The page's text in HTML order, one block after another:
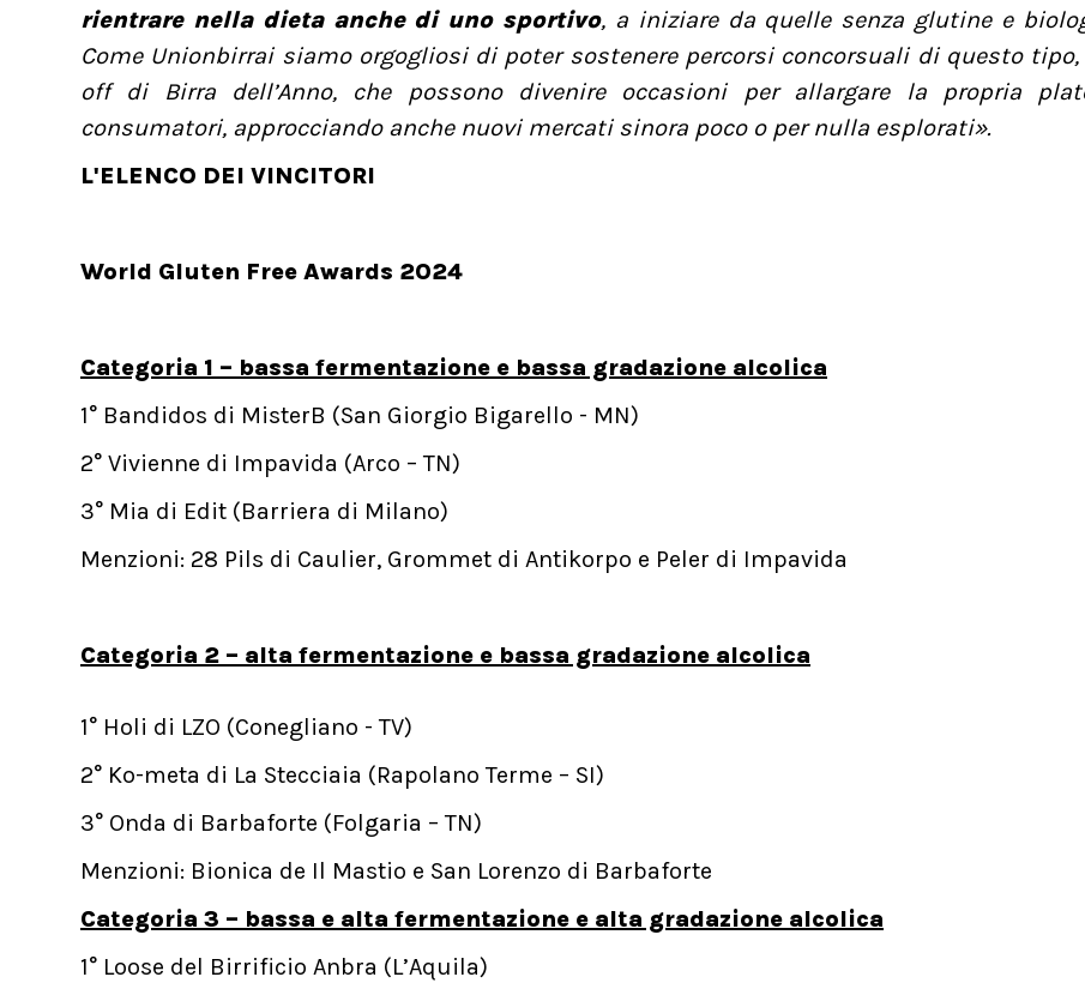
rientrare nella dieta anche di uno sportivo, a iniziare da quelle senza glutine e
Come Unionbirrai siamo orgogliosi di poter sostenere percorsi concorsuali di questo
off di Birra dell’Anno, che possono divenire occasioni per allargare la propria
consumatori, approcciando anche nuovi mercati sinora poco o per nulla esplorati».
L'ELENCO DEI VINCITORI
World Gluten Free Awards 2024
Categoria 1 – bassa fermentazione e bassa gradazione alcolica
1° Bandidos di MisterB (San Giorgio Bigarello - MN)
2° Vivienne di Impavida (Arco – TN)
3° Mia di Edit (Barriera di Milano)
Menzioni: 28 Pils di Caulier, Grommet di Antikorpo e Peler di Impavida
Categoria 2 – alta fermentazione e bassa gradazione alcolica
1° Holi di LZO (Conegliano - TV)
2° Ko-meta di La Stecciaia (Rapolano Terme – SI)
3° Onda di Barbaforte (Folgaria – TN)
Menzioni: Bionica de Il Mastio e San Lorenzo di Barbaforte
Categoria 3 – bassa e alta fermentazione e alta gradazione alcolica
1° Loose del Birrificio Anbra (L’Aquila)